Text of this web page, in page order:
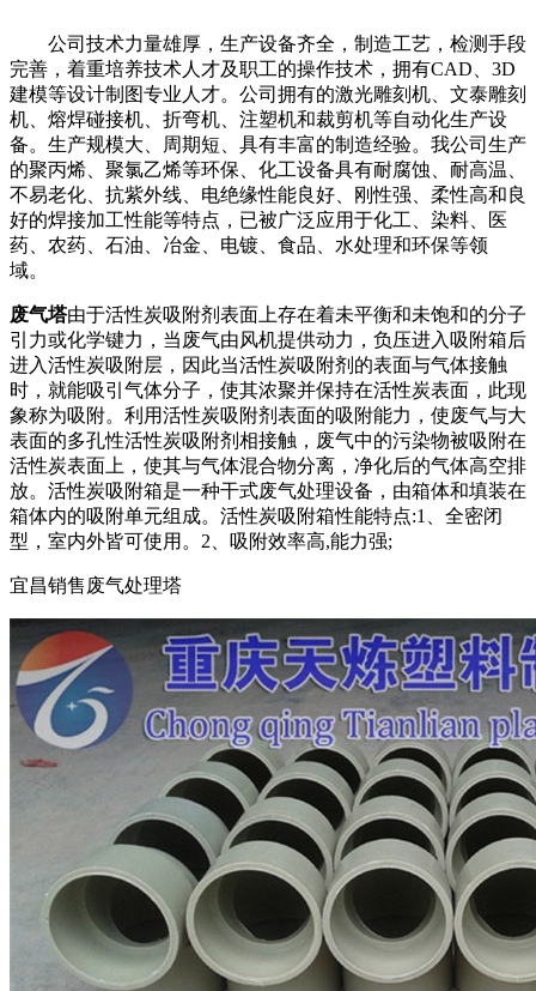
公司技术力量雄厚，生产设备齐全，制造工艺，检测手段
完善，着重培养技术人才及职工的操作技术，拥有CAD、3D
建模等设计制图专业人才。公司拥有的激光雕刻机、文泰雕刻
机、熔焊碰接机、折弯机、注塑机和裁剪机等自动化生产设
备。生产规模大、周期短、具有丰富的制造经验。我公司生产
的聚丙烯、聚氯乙烯等环保、化工设备具有耐腐蚀、耐高温、
不易老化、抗紫外线、电绝缘性能良好、刚性强、柔性高和良
好的焊接加工性能等特点，已被广泛应用于化工、染料、医
药、农药、石油、冶金、电镀、食品、水处理和环保等领
域。
废气塔由于活性炭吸附剂表面上存在着未平衡和未饱和的分子
引力或化学键力，当废气由风机提供动力，负压进入吸附箱后
进入活性炭吸附层，因此当活性炭吸附剂的表面与气体接触
时，就能吸引气体分子，使其浓聚并保持在活性炭表面，此现
象称为吸附。利用活性炭吸附剂表面的吸附能力，使废气与大
表面的多孔性活性炭吸附剂相接触，废气中的污染物被吸附在
活性炭表面上，使其与气体混合物分离，净化后的气体高空排
放。活性炭吸附箱是一种干式废气处理设备，由箱体和填装在
箱体内的吸附单元组成。活性炭吸附箱性能特点:1、全密闭
型，室内外皆可使用。2、吸附效率高,能力强;
宜昌销售废气处理塔